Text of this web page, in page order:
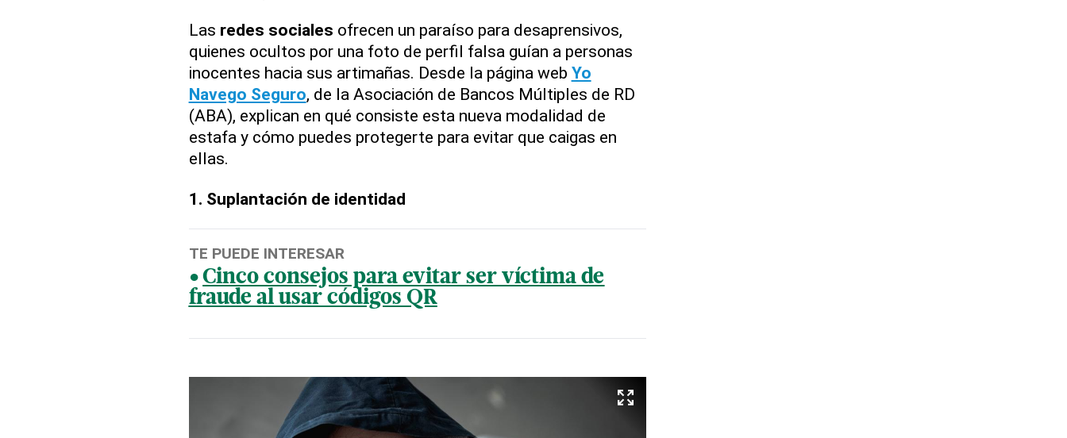
Las redes sociales ofrecen un paraíso para desaprensivos,
quienes ocultos por una foto de perfil falsa guían a personas
inocentes hacia sus artimañas. Desde la página web Yo
Navego Seguro, de la Asociación de Bancos Múltiples de RD
(ABA), explican en qué consiste esta nueva modalidad de
estafa y cómo puedes protegerte para evitar que caigas en
ellas.
1. Suplantación de identidad
TE PUEDE INTERESAR
Cinco consejos para evitar ser víctima de
fraude al usar códigos QR